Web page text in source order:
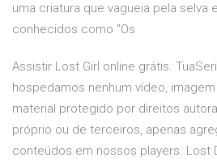
uma criatura que vagueia pela selva
conhecidos como "Os
Assistir Lost Girl online grátis.
hospedamos nenhum vídeo,
material protegido por direitos
próprio ou de terceiros, apenas
conteúdos em nossos players. Lost